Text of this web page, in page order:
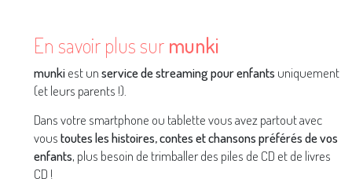
En savoir plus sur munki
munkiest unservice de streaming pour enfants uniquement
(et leurs parents !).
Dans votre smartphone ou tablette vous avez partout avec
voustoutes les histoires, contes et chansons préférés de vos
enfants, plus besoin de trimballer des piles de CD et de livres
CD !